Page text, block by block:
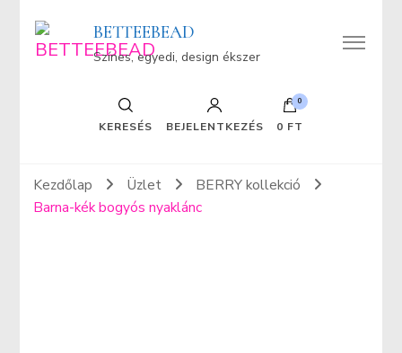
BETTEEBEAD
Színes, egyedi, design ékszer
KERESÉS BEJELENTKEZÉS
0
0 FT
Kezdőlap Üzlet
BERRY kollekció
Barna-kék bogyós nyaklánc